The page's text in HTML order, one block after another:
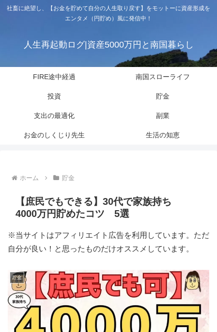
社畜に絶望し、【お金を貯めて自分の人生取り戻す】をモットーに資産形成を
エンタメ（円貯め）風に発信中！
人生再起動ログ|資産5000万円と南国暮らし
FIRE途中経過 南国スローライフ
投資 貯金
支出の最適化 副業
お金のしくじり先生 生活の知恵
ホーム 貯金
【庶民でもできる】30代で家族持ち
4000万円貯めたコツ 5選
※当サイトはアフィリエイト広告を利用しています。ただ
自分が良い！と思ったものだけオススメしています。
貯金